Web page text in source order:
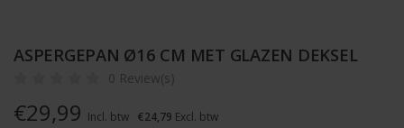
ASPERGEPAN Ø16 CM MET GLAZEN DEKSEL
0 Review(s)
€29,99 Incl. btw €24,79 Excl. btw